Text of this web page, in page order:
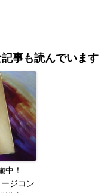
事も読んでいます
中！
ジコン